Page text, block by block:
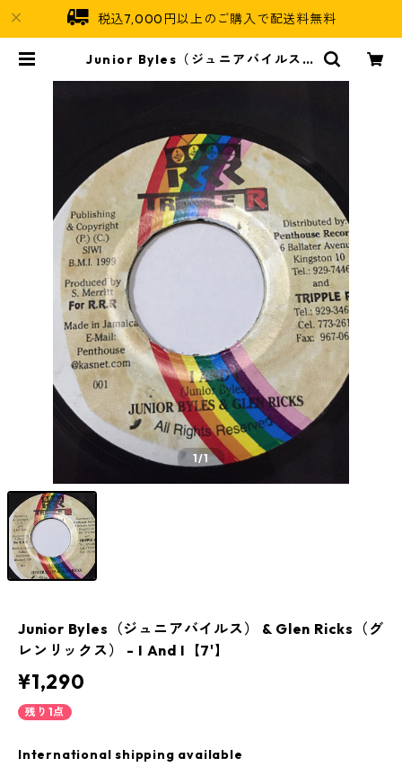
税込7,000円以上のご購入で配送料無料
Junior Byles（ジュニアバイルス）
1/1
Junior Byles（ジュニアバイルス） & Glen Ricks（グ
レンリックス） - I And I【7'】
¥1,290
残り1点
International shipping available